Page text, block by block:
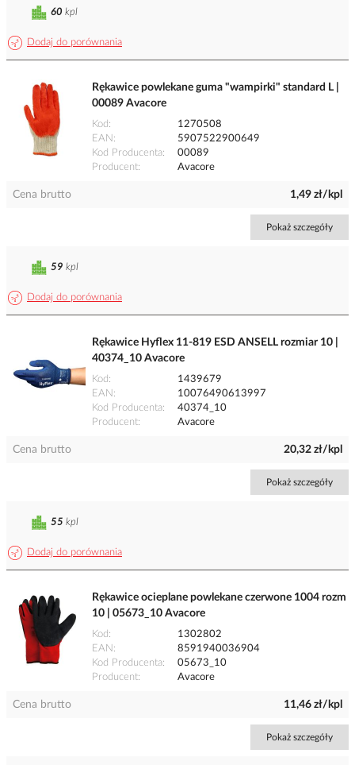
Dodaj do porównania
60 kpl
Rękawice powlekane guma "wampirki" standard L |
00089 Avacore
Kod
1270508
EAN
5907522900649
Kod Producenta
00089
Producent
Avacore
Cena brutto 1,49 zł/kpl
Pokaż szczegóły
Dodaj do porównania
59 kpl
Rękawice Hyflex 11-819 ESD ANSELL rozmiar 10 |
40374_10 Avacore
Kod
1439679
EAN
10076490613997
Kod Producenta
40374_10
Producent
Avacore
Cena brutto 20,32 zł/kpl
Pokaż szczegóły
Dodaj do porównania
55 kpl
Rękawice ocieplane powlekane czerwone 1004 rozm
10 | 05673_10 Avacore
Kod
1302802
EAN
8591940036904
Kod Producenta
05673_10
Producent
Avacore
Cena brutto 11,46 zł/kpl
Pokaż szczegóły